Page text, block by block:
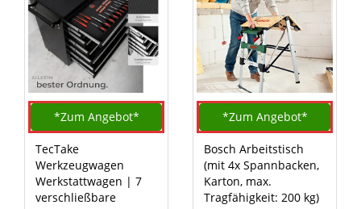
*Zum Angebot*
TecTake
Werkzeugwagen
Werkstattwagen | 7
verschließbare
*Zum Angebot*
Bosch Arbeitstisch
(mit 4x Spannbacken,
Karton, max.
Tragfähigkeit: 200 kg)